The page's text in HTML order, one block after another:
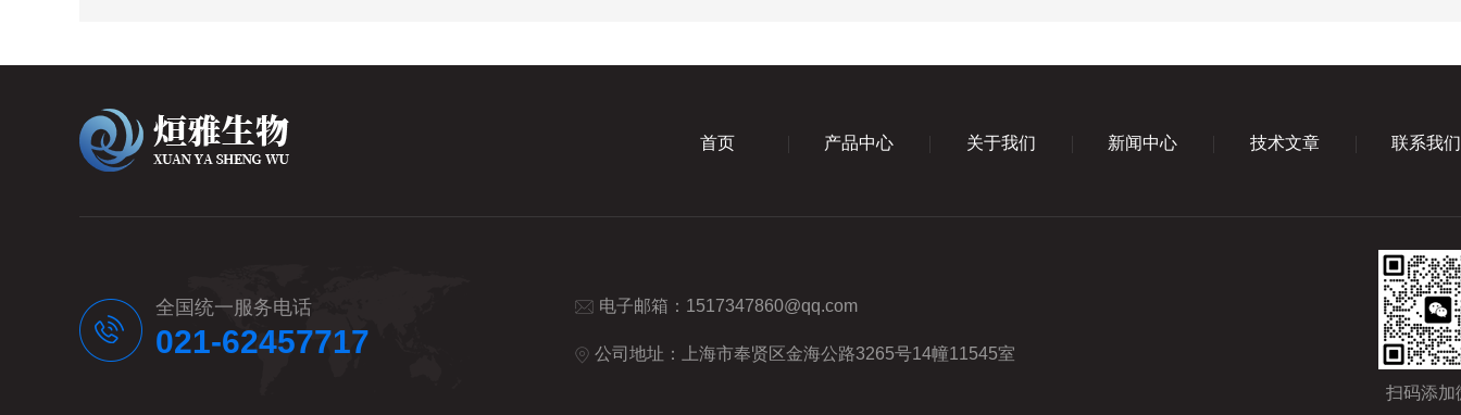
首页 产品中心 关于我们 新闻中心 技术文章 联系我们
全国统一服务电话
021-62457717
电子邮箱： 1517347860@qq.com
公司地址：上海市奉贤区金海公路3265号14幢11545室
扫码添加